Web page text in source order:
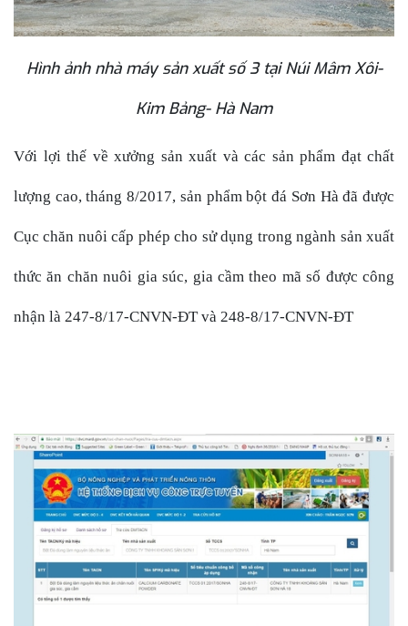
Hình ảnh nhà máy sản xuất số 3 tại Núi Mâm Xôi-
Kim Bảng- Hà Nam
Với lợi thế về xưởng sản xuất và các sản phẩm đạt chất
lượng cao, tháng 8/2017, sản phẩm bột đá Sơn Hà đã được
Cục chăn nuôi cấp phép cho sử dụng trong ngành sản xuất
thức ăn chăn nuôi gia súc, gia cầm theo mã số được công
nhận là 247-8/17-CNVN-ĐT và 248-8/17-CNVN-ĐT